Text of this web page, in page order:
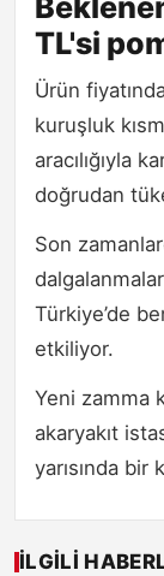
TL'si
Ürün
kuruşluk
aracılığıyla
doğrudan
Son
Türkiye’de
etkiliyor.
Yeni zamma
akaryakıt
yarısında
İLGILI